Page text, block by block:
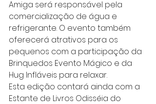
Amiga será responsável pela
comercialização de água e
refrigerante. O evento também
oferecerá atrativos para os
pequenos com a participação da
Brinquedos Evento Mágico e da
Hug Infláveis para relaxar.
Esta edição contará ainda com a
Estante de Livros Odisséia do